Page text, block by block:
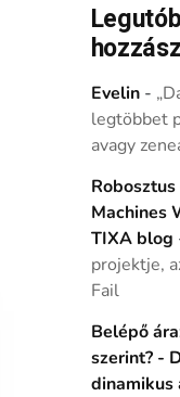
Evelin-
legtöbbet
avagy
Machines
TIXA blog
projektje,
Fail
Belépő
szerint? -
dinamikus